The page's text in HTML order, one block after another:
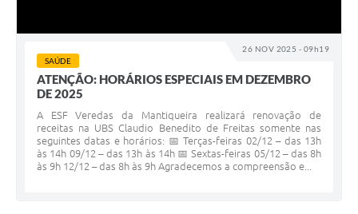
26 NOV 2025 - 09h19
SAÚDE
ATENÇÃO: HORÁRIOS ESPECIAIS EM DEZEMBRO
DE 2025
A ESF Veredas da Mantiqueira realizará renovação de
receitas na UBS Claudio Benedito de Freitas somente nas
seguintes datas e horários: 📅 Terças-feiras 02/12 – das 13h
às 14h 09/12 – das 13h às 14h 📅 Sextas-feiras 05/12 – das 8h
às 9h 12/12 – das 8h às 9h Agradecemos a compreensão e...